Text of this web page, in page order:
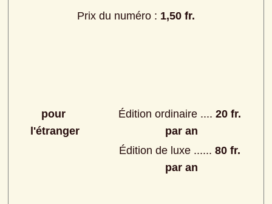
Prix du numéro : 1,50 fr.
pour
l'étranger
Édition ordinaire .... 20 fr.
par an
Édition de luxe ...... 80 fr.
par an